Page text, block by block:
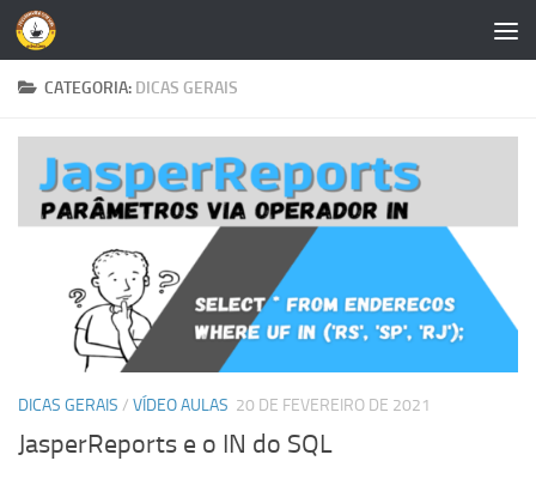
Skip to content
CATEGORIA: DICAS GERAIS
DICAS GERAIS / VÍDEO AULAS 20 DE FEVEREIRO DE 2021
JasperReports e o IN do SQL